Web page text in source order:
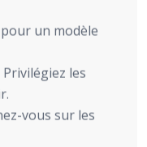
un modèle
Privilégiez les
vous sur les